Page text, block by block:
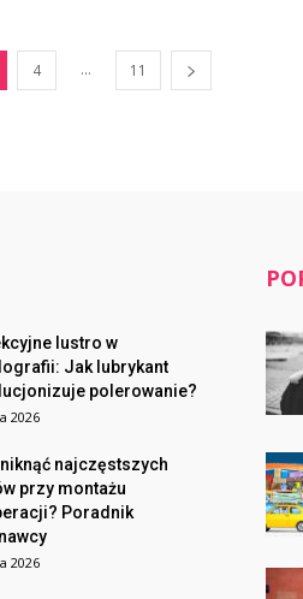
4 ... 11
lustro w
Jak lubrykant
polerowanie?
2026
najczęstszych
przy montażu
Poradnik
2026